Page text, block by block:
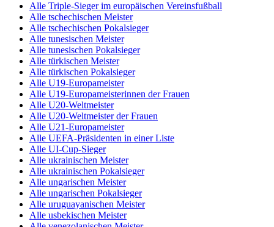
Alle Triple-Sieger im europäischen Vereinsfußball
Alle tschechischen Meister
Alle tschechischen Pokalsieger
Alle tunesischen Meister
Alle tunesischen Pokalsieger
Alle türkischen Meister
Alle türkischen Pokalsieger
Alle U19-Europameister
Alle U19-Europameisterinnen der Frauen
Alle U20-Weltmeister
Alle U20-Weltmeister der Frauen
Alle U21-Europameister
Alle UEFA-Präsidenten in einer Liste
Alle UI-Cup-Sieger
Alle ukrainischen Meister
Alle ukrainischen Pokalsieger
Alle ungarischen Meister
Alle ungarischen Pokalsieger
Alle uruguayanischen Meister
Alle usbekischen Meister